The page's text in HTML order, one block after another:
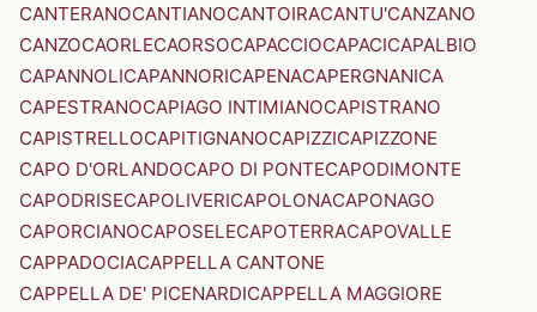
CANTERANOCANTIANOCANTOIRACANTU'CANZANO
CANZOCAORLECAORSOCAPACCIOCAPACICAPALBIO
CAPANNOLICAPANNORICAPENACAPERGNANICA
CAPESTRANOCAPIAGO INTIMIANOCAPISTRANO
CAPISTRELLOCAPITIGNANOCAPIZZICAPIZZONE
CAPO D'ORLANDOCAPO DI PONTECAPODIMONTE
CAPODRISECAPOLIVERICAPOLONACAPONAGO
CAPORCIANOCAPOSELECAPOTERRACAPOVALLE
CAPPADOCIACAPPELLA CANTONE
CAPPELLA DE' PICENARDICAPPELLA MAGGIORE